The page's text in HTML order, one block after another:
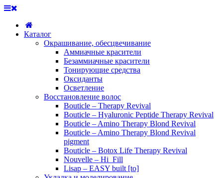
Каталог
Окрашивание, обесцвечивание
Аммиачные красители
Безаммиачные красители
Тонирующие средства
Оксиданты
Осветление
Восстановление волос
Bouticle – Therapy Revival
Bouticle – Hyaluronic Peptide Therapy Revival
Bouticle – Amino Therapy Blond Revival
Bouticle – Amino Therapy Blond Revival
pigment
Bouticle – Botox Life Therapy Revival
Nouvelle – Hi_Fill
Lisap – EASY built [to]